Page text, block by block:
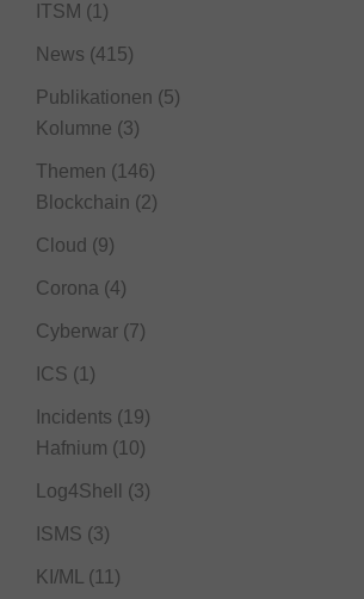
ITSM (1)
News (415)
Publikationen (5)
Kolumne (3)
Themen (146)
Blockchain (2)
Cloud (9)
Corona (4)
Cyberwar (7)
ICS (1)
Incidents (19)
Hafnium (10)
Log4Shell (3)
ISMS (3)
KI/ML (11)